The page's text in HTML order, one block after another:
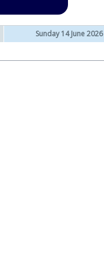
Sunday 14 June 2026